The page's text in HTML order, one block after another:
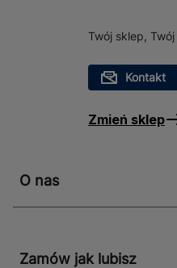
Twój sklep,
Kontakt
Zmień sklep
O nas
Zamów jak lubisz